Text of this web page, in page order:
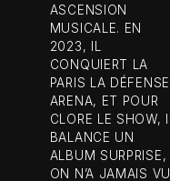
ASCENSION
MUSICALE. EN
2023, IL
CONQUIERT LA
PARIS LA DÉFENSE
ARENA, ET POUR
CLORE LE SHOW, IL
BALANCE UN
ALBUM SURPRISE,
ON N’A JAMAIS VU